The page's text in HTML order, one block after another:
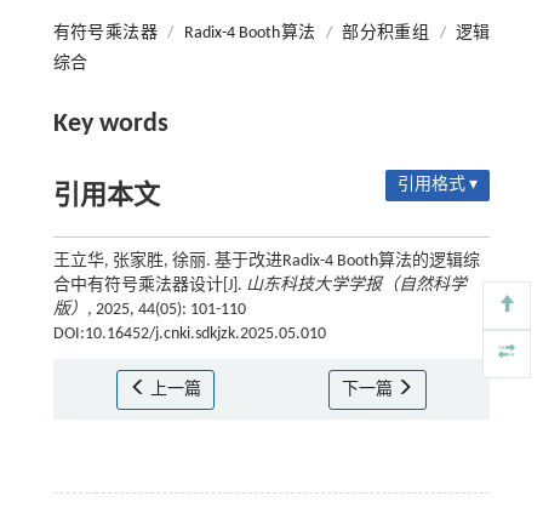
有符号乘法器 / Radix-4 Booth算法 / 部分积重组 / 逻辑
综合
Key words
引用本文 引用格式 ▾
王立华, 张家胜, 徐丽. 基于改进Radix-4 Booth算法的逻辑综
合中有符号乘法器设计[J]. 山东科技大学学报（自然科学
版） , 2025, 44(05): 101-110
DOI:10.16452/j.cnki.sdkjzk.2025.05.010
上一篇 下一篇